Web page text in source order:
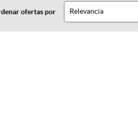
ofertas por Relevancia